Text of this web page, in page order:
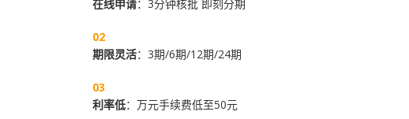
在线申请：3分钟核批 即刻分期
02
期限灵活：3期/6期/12期/24期
03
利率低：万元手续费低至50元